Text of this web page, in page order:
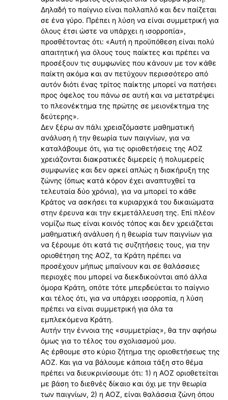
Δηλαδή το παίγνιο είναι πολλαπλό και δεν παίζεται
σε ένα γύρο. Πρέπει η λύση να είναι συμμετρική για
όλους έτσι ώστε να υπάρχει η ισορροπία»,
προσθέτοντας ότι: «Αυτή η προϋπόθεση είναι πολύ
απαιτητική για όλους τους παίκτες και πρέπει να
προσέξουν τις συμφωνίες που κάνουν με τον κάθε
παίκτη ακόμα και αν πετύχουν περισσότερο από
αυτόν διότι ένας τρίτος παίκτης μπορεί να πατήσει
προς όφελος του πάνω σε αυτή και να μετατρέψει
το πλεονέκτημα της πρώτης σε μειονέκτημα της
δεύτερης».
Δεν ξέρω αν πάλι χρειαζόμαστε μαθηματική
ανάλυση ή την θεωρία των παιγνίων, για να
καταλάβουμε ότι, για τις οριοθετήσεις της ΑΟΖ
χρειάζονται διακρατικές διμερείς ή πολυμερείς
συμφωνίες και δεν αρκεί απλώς η διακήρυξη της
ζώνης (όπως κατά κόρον έχει αναπτυχθεί τα
τελευταία δύο χρόνια), για να μπορεί το κάθε
Κράτος να ασκήσει τα κυριαρχικά του δικαιώματα
στην έρευνα και την εκμετάλλευση της. Επί πλέον
νομίζω πως είναι κοινός τόπος και δεν χρειάζεται
μαθηματική ανάλυση ή η θεωρία των παιγνίων για
να ξέρουμε ότι κατά τις συζητήσεις τους, για την
οριοθέτηση της ΑΟΖ, τα Κράτη πρέπει να
προσέχουν μήπως μπαίνουν και σε θαλάσσιες
περιοχές που μπορεί να διεκδικούνται από άλλα
όμορα Κράτη, οπότε τότε μπερδεύεται το παίγνιο
και τέλος ότι, για να υπάρχει ισορροπία, η λύση
πρέπει να είναι συμμετρική για όλα τα
εμπλεκόμενα Κράτη.
Αυτήν την έννοια της «συμμετρίας», θα την αφήσω
όμως για το τέλος του σχολιασμού μου.
Ας έρθουμε στο κύριο ζήτημα της οριοθετήσεως της
ΑΟΖ. Και για να βάλουμε κάποια τάξη στο θέμα
πρέπει να διευκρινίσουμε ότι: 1) η ΑΟΖ οριοθετείται
με βάση το διεθνές δίκαιο και όχι με την θεωρία
των παιγνίων, 2) η ΑΟΖ, είναι θαλάσσια ζώνη όπου